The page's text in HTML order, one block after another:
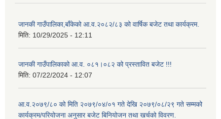
जानकी गाउँपालिका,बाँकेको आ.व.२०८२/८३ को वार्षिक बजेट तथा कार्यक्रम.
मिति: 10/29/2025 - 12:11
जानकी गाउँपालिकाको आ.व. ०८१।०८२ को प्रस्तावित बजेट !!!
मिति: 07/22/2024 - 12:07
आ.व.२०७९/८० को मिति २०७९/०४/०१ गते देखि २०७९/०८/२९ गते सम्मको
कार्यक्रम/परियोजना अनुसार बजेट बिनियोजन तथा खर्चको विवरण.